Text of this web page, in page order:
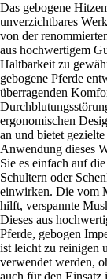
Das gebogene
unverzichtbares
von der
aus hochwertigem
Haltbarkeit zu
gebogene Pferde
überragenden
ergonomischen
an und bietet
Anwendung dieses
Sie es einfach auf
Schultern oder
einwirken. Die vom
hilft, verspannte
Dieses aus
Pferde, gebogen
ist leicht zu reinigen
verwendet werden,